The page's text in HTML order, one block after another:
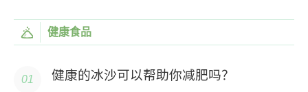
健康食品
健康的冰沙可以帮助你减肥吗？